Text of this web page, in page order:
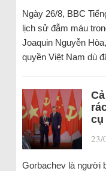
Ngày 26/8, BBC
lịch sử đẫm máu
Joaquin Nguyễn
quyền Việt Nam dù
cụ
23/
Gorbachev là người